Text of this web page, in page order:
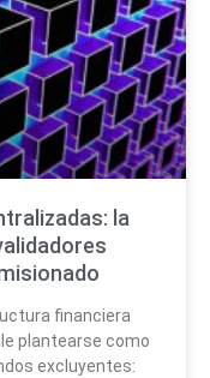
la
financiera
plantearse como
excluyentes: